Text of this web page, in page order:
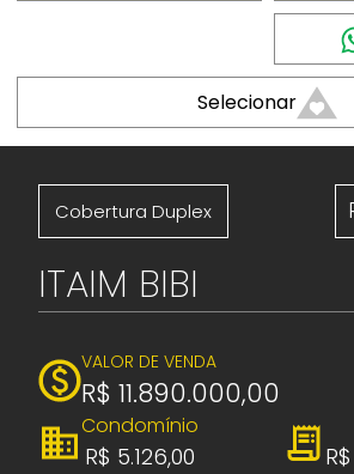
Selecionar
Cobertura Duplex
ITAIM BIBI
VALOR DE VENDA
R$ 11.890.000,00
Condomínio
R$ 5.126,00